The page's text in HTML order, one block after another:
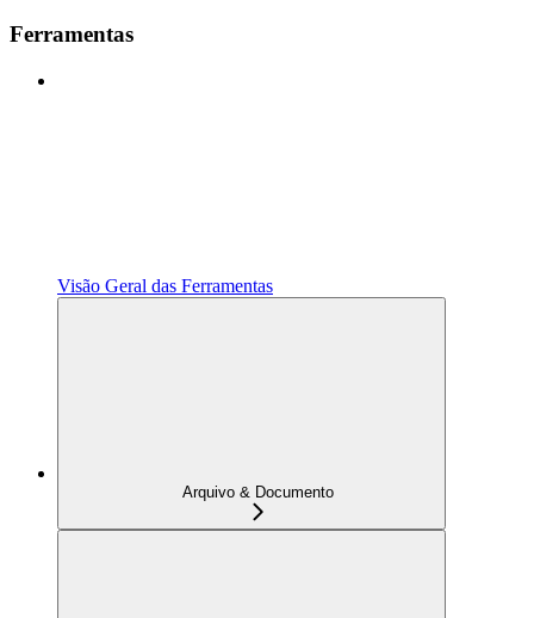
Ferramentas
Visão Geral das Ferramentas
Arquivo & Documento